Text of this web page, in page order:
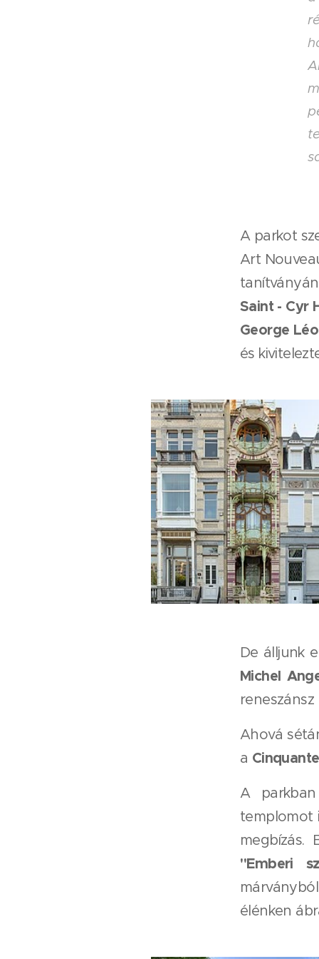
A parkot
Art
Saint - Cyr
George
és
De álljunk
Michel
Ahová
a
A
templomot
megbízás.
"Emberi
élénken